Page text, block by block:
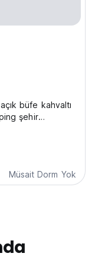
büfe kahvaltı
şehir
Müsait Dorm Yok